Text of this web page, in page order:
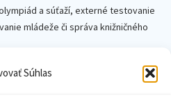
Súhlas
a súťaží, externé testovanie
mládeže či správa knižničného
DÔLEŽITÉ ODKAZY